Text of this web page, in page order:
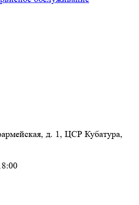
д. 1, ЦСР Кубатура,